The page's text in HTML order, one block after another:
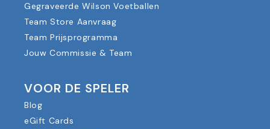
Gegraveerde Wilson Voetballen
Team Store Aanvraag
Team Prijsprogramma
Jouw Commissie & Team
VOOR DE SPELER
Blog
eGift Cards